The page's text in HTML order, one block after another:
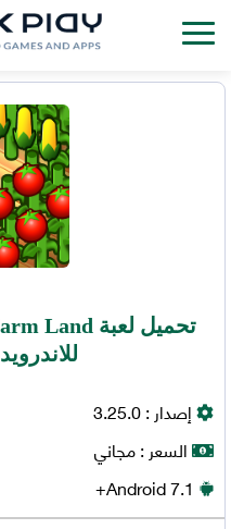
للاندرويد APK مجانًا
إصدار :3.25.0
السعر :مجاني
Android7.1+